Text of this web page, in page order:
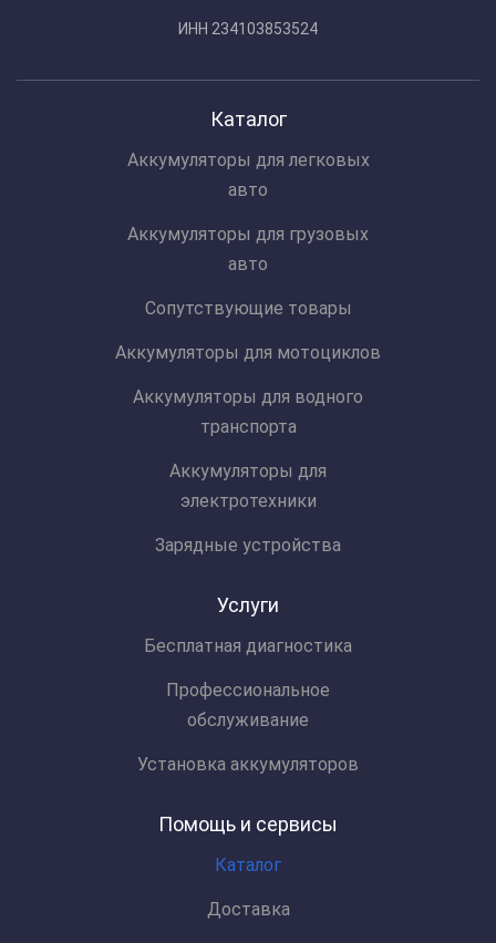
ИНН 234103853524
Каталог
Аккумуляторы для легковых
авто
Аккумуляторы для грузовых
авто
Сопутствующие товары
Аккумуляторы для мотоциклов
Аккумуляторы для водного
транспорта
Аккумуляторы для
электротехники
Зарядные устройства
Услуги
Бесплатная диагностика
Профессиональное
обслуживание
Установка аккумуляторов
Помощь и сервисы
Каталог
Доставка